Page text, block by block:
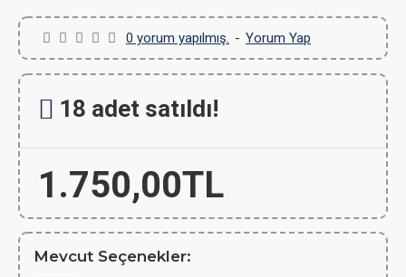
0 yorum yapılmış. - Yorum Yap
1.750,00TL
18 adet satıldı!
Mevcut Seçenekler: